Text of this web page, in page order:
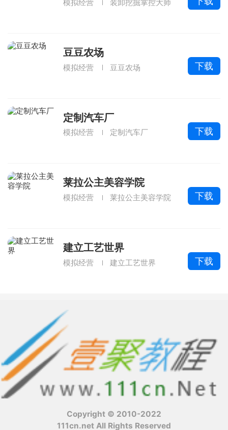
模拟经营 装卸挖掘掌控大师
豆豆农场
模拟经营 豆豆农场 下载
定制汽车厂
模拟经营 定制汽车厂 下载
莱拉公主美容学院
模拟经营 莱拉公主美容学院 下载
建立工艺世界
模拟经营 建立工艺世界 下载
Copyright © 2010-2022
111cn.net All Rights Reserved